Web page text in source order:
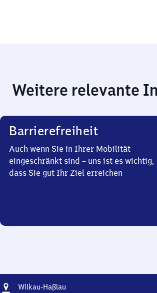
Weitere relevante
Barrierefreiheit
Auch wenn Sie in Ihrer Mobilität
eingeschränkt sind – uns ist es wichtig,
dass Sie gut Ihr Ziel erreichen
Adresse
Wilkau-Haßlau